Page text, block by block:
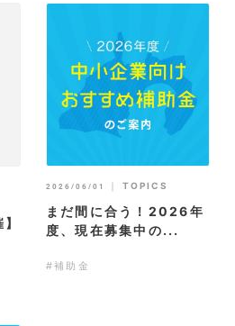
2026/06/01 TOPICS
まだ間に合う！2026年
度、現在募集中の...
#補助金